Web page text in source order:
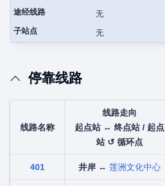
途经线路
无
子站点
无
停靠线路
线路名称
线路走向
起点站 ↔ 终点站 / 起点
站 ↺ 循环点
401 井岸↔ 莲洲文化中心